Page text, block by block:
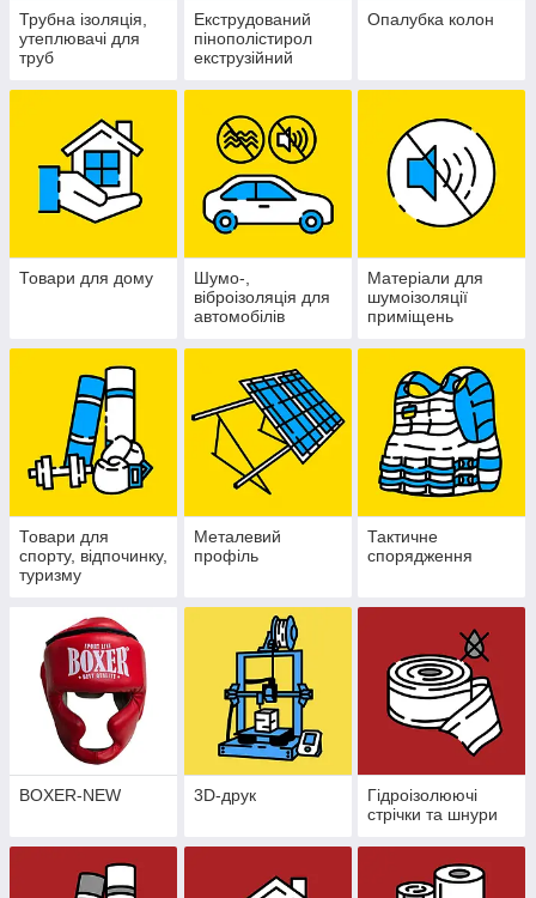
Трубна ізоляція,
утеплювачі для
труб
Екструдований
пінополістирол
екструзійний
Опалубка колон
Товари для дому
Шумо-,
віброізоляція для
автомобілів
Матеріали для
шумоізоляції
приміщень
Товари для
спорту, відпочинку,
туризму
Металевий
профіль
Тактичне
спорядження
BOXER-NEW 3D-друк
Гідроізолюючі
стрічки та шнури